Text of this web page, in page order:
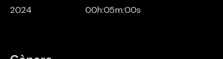
2024 00h:05m:00s